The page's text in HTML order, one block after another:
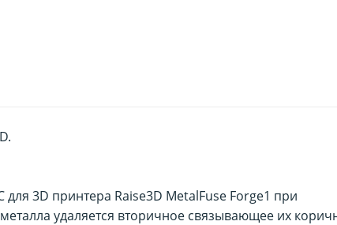
3D принтера Raise3D MetalFuse Forge1 при
удаляется вторичное связывающее их